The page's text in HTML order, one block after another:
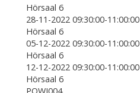
Hörsaal 6
28-11-2022 09:30:00-11:00:00
Hörsaal 6
05-12-2022 09:30:00-11:00:00
Hörsaal 6
12-12-2022 09:30:00-11:00:00
Hörsaal 6